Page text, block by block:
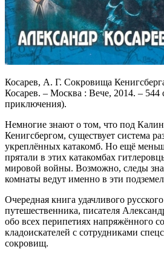
Косарев, А. Г. Сокровища
Косарев. – Москва : Вече, 2014. –
приключения).
Немногие знают о том, что под
Кенигсбергом, существует система
укреплённых катакомб. Но ещё
прятали в этих катакомбах
мировой войны. Возможно, следы
комнаты ведут именно в эти
Очередная книга удачливого
путешественника, писателя
обо всех перипетиях напряжённого
кладоискателей с сотрудниками
сокровищ.